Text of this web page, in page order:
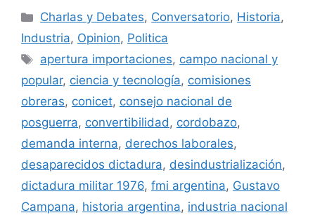
Charlas y Debates, Conversatorio, Historia,
Industria, Opinion, Politica
apertura importaciones, campo nacional y
popular, ciencia y tecnología, comisiones
obreras, conicet, consejo nacional de
posguerra, convertibilidad, cordobazo,
demanda interna, derechos laborales,
desaparecidos dictadura, desindustrialización,
dictadura militar 1976, fmi argentina, Gustavo
Campana, historia argentina, industria nacional